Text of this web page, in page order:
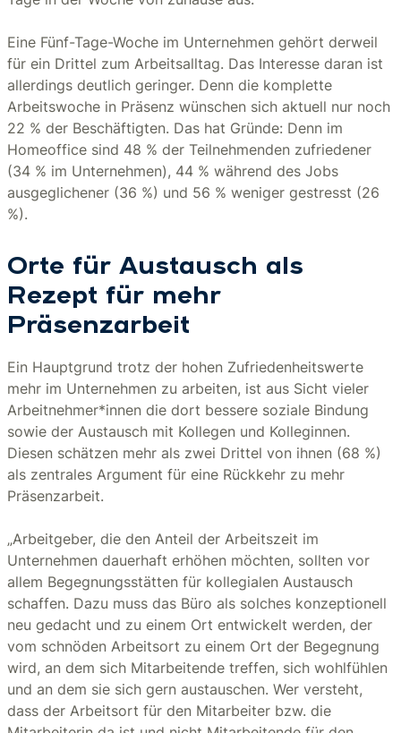
Eine Fünf-Tage-Woche im Unternehmen gehört derweil
für ein Drittel zum Arbeitsalltag. Das Interesse daran ist
allerdings deutlich geringer. Denn die komplette
Arbeitswoche in Präsenz wünschen sich aktuell nur noch
22 % der Beschäftigten. Das hat Gründe: Denn im
Homeoffice sind 48 % der Teilnehmenden zufriedener
(34 % im Unternehmen), 44 % während des Jobs
ausgeglichener (36 %) und 56 % weniger gestresst (26
%).
Orte für Austausch als
Rezept für mehr
Präsenzarbeit
Ein Hauptgrund trotz der hohen Zufriedenheitswerte
mehr im Unternehmen zu arbeiten, ist aus Sicht vieler
Arbeitnehmer*innen die dort bessere soziale Bindung
sowie der Austausch mit Kollegen und Kolleginnen.
Diesen schätzen mehr als zwei Drittel von ihnen (68 %)
als zentrales Argument für eine Rückkehr zu mehr
Präsenzarbeit.
„Arbeitgeber, die den Anteil der Arbeitszeit im
Unternehmen dauerhaft erhöhen möchten, sollten vor
allem Begegnungsstätten für kollegialen Austausch
schaffen. Dazu muss das Büro als solches konzeptionell
neu gedacht und zu einem Ort entwickelt werden, der
vom schnöden Arbeitsort zu einem Ort der Begegnung
wird, an dem sich Mitarbeitende treffen, sich wohlfühlen
und an dem sie sich gern austauschen. Wer versteht,
dass der Arbeitsort für den Mitarbeiter bzw. die